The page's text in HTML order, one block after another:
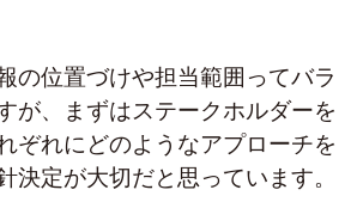
の位置づけや担当範囲ってバラ
が、まずはステークホルダーを
ぞれにどのようなアプローチを
決定が大切だと思っています。